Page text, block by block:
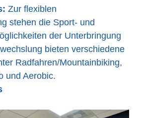
Zur flexiblen
stehen die Sport- und
der Unterbringung
bieten verschiedene
Radfahren/Mountainbiking,
und Aerobic.